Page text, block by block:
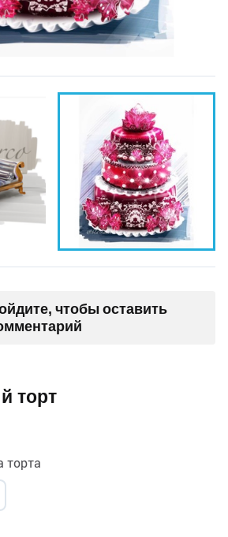
чтобы оставить
торт
торта